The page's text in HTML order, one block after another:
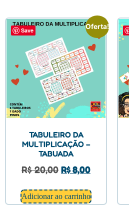
Save Oferta!
TABULEIRO DA
MULTIPLICAÇÃO –
TABUADA
R$20,00 R$8,00
Adicionar ao carrinho